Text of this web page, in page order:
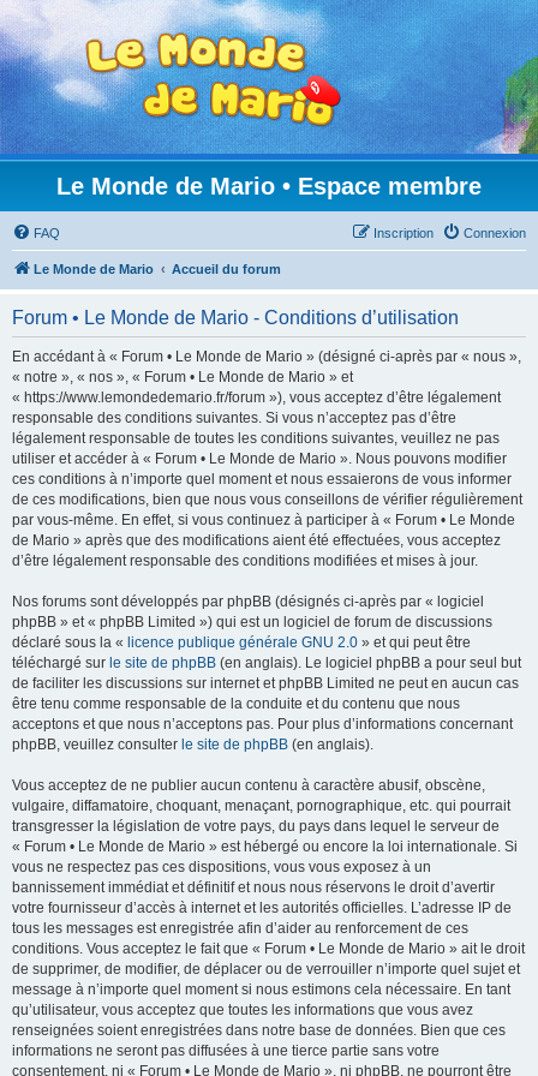
Le Monde de Mario • Espace membre
FAQ Connexion
Inscription
Le Monde de Mario Accueil du forum
Forum • Le Monde de Mario - Conditions d’utilisation
En accédant à « Forum • Le Monde de Mario » (désigné ci-après par « nous »,
« notre », « nos », « Forum • Le Monde de Mario » et
« https://www.lemondedemario.fr/forum »), vous acceptez d’être légalement
responsable des conditions suivantes. Si vous n’acceptez pas d’être
légalement responsable de toutes les conditions suivantes, veuillez ne pas
utiliser et accéder à « Forum • Le Monde de Mario ». Nous pouvons modifier
ces conditions à n’importe quel moment et nous essaierons de vous informer
de ces modifications, bien que nous vous conseillons de vérifier régulièrement
par vous-même. En effet, si vous continuez à participer à « Forum • Le Monde
de Mario » après que des modifications aient été effectuées, vous acceptez
d’être légalement responsable des conditions modifiées et mises à jour.
Nos forums sont développés par phpBB (désignés ci-après par « logiciel
phpBB » et « phpBB Limited ») qui est un logiciel de forum de discussions
déclaré sous la « licence publique générale GNU 2.0 » et qui peut être
téléchargé sur le site de phpBB (en anglais). Le logiciel phpBB a pour seul but
de faciliter les discussions sur internet et phpBB Limited ne peut en aucun cas
être tenu comme responsable de la conduite et du contenu que nous
acceptons et que nous n’acceptons pas. Pour plus d’informations concernant
phpBB, veuillez consulter le site de phpBB (en anglais).
Vous acceptez de ne publier aucun contenu à caractère abusif, obscène,
vulgaire, diffamatoire, choquant, menaçant, pornographique, etc. qui pourrait
transgresser la législation de votre pays, du pays dans lequel le serveur de
« Forum • Le Monde de Mario » est hébergé ou encore la loi internationale. Si
vous ne respectez pas ces dispositions, vous vous exposez à un
bannissement immédiat et définitif et nous nous réservons le droit d’avertir
votre fournisseur d’accès à internet et les autorités officielles. L’adresse IP de
tous les messages est enregistrée afin d’aider au renforcement de ces
conditions. Vous acceptez le fait que « Forum • Le Monde de Mario » ait le droit
de supprimer, de modifier, de déplacer ou de verrouiller n’importe quel sujet et
message à n’importe quel moment si nous estimons cela nécessaire. En tant
qu’utilisateur, vous acceptez que toutes les informations que vous avez
renseignées soient enregistrées dans notre base de données. Bien que ces
informations ne seront pas diffusées à une tierce partie sans votre
consentement, ni « Forum • Le Monde de Mario », ni phpBB, ne pourront être